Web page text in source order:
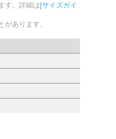
す。詳細は[サイズガイ
あります。